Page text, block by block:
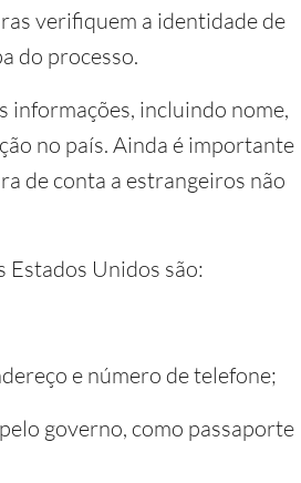
verifiquem a identidade de
do processo.
informações, incluindo nome,
no país. Ainda é importante
de conta a estrangeiros não
Unidos são:
e número de telefone;
governo, como passaporte